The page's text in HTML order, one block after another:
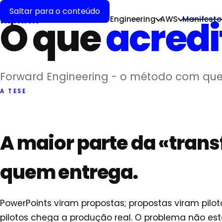
Saltar para o conteúdo
flipkick Cloud Engineering AWS
MANIFESTO AI
O que
Forward Engineering - o método com
A TESE
A maior parte da
quem entrega.
PowerPoints viram propostas; propostas viram
pilotos chega a produção real. O problema não